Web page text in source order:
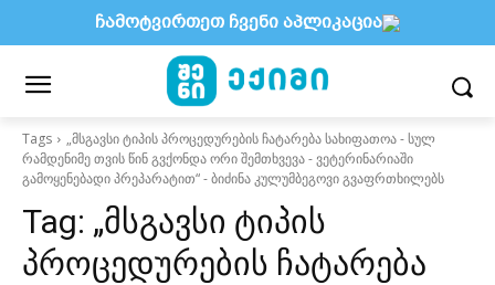
Tags
„მსგავსი ტიპის პროცედურების ჩატარება სახიფათოა - სულ
რამდენიმე თვის წინ გვქონდა ორი შემთხვევა - ვეტერინარიაში
გამოყენებადი პრეპარატით“ - ბიძინა კულუმბეგოვი გვაფრთხილებს
Tag: „მსგავსი ტიპის
პროცედურების ჩატარება
ჩამოტვირთეთ ჩვენი აპლიკაცია